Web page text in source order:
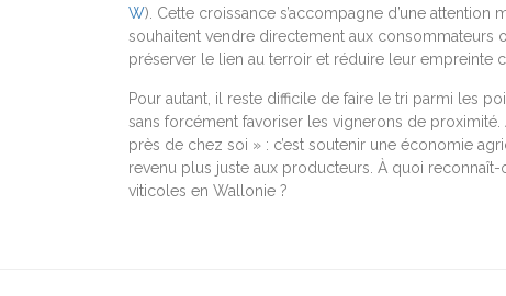
W). Cette croissance s’accompagne d’une
souhaitent vendre directement aux consommateurs
préserver le lien au terroir et réduire leur empreinte
Pour autant, il reste difficile de faire le tri parmi les
sans forcément favoriser les vignerons de
près de chez soi » : c’est soutenir une économie
revenu plus juste aux producteurs. À quoi
viticoles en Wallonie ?